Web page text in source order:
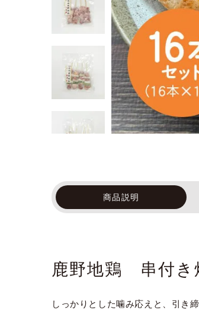
商品説明
鹿野地鶏 串付き
しっかりとした噛み応えと、引き